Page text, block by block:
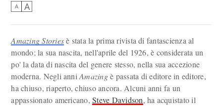
A A
Amazing Storiesè stata la prima rivista di fantascienza al
mondo; la sua nascita, nell'aprile del 1926, è considerata un
po' la data di nascita del genere stesso, nella sua accezione
moderna. Negli anniAmazingè passata di editore in editore,
ha chiuso, riaperto, chiuso ancora. Alcuni anni fa un
appassionato americano,Steve Davidson, ha acquistato il